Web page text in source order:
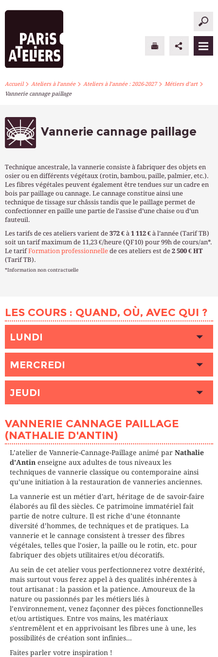
PARIS ATELIERS
ATELIERS À L’ANNÉE
INFOS PRATIQUES
S’INSCRIRE
Accueil> Ateliers à l’année> Ateliers à l’année : 2026-2027> Métiers d’art>
Vannerie cannage paillage
Vannerie cannage paillage
Technique ancestrale, la vannerie consiste à fabriquer des objets en
osier ou en différents végétaux (rotin, bambou, paille, palmier, etc.).
Les fibres végétales peuvent également être tendues sur un cadre en
bois par paillage ou cannage. Le cannage constitue ainsi une
technique de tissage sur châssis tandis que le paillage permet de
confectionner en paille une partie de l’assise d’une chaise ou d’un
fauteuil.
Les tarifs de ces ateliers varient de 372 € à 1 112 € à l’année (Tarif TB)
soit un tarif maximum de 11,23 €/heure (QF10) pour 99h de cours/an*.
Le tarifFormation professionnelle de ces ateliers est de 2 500 € HT
(Tarif TB).
*Information non contractuelle
LES COURS : QUAND, OÙ, AVEC QUI ?
LUNDI
HEURE 10h00 - 13h00
LIEU LE MAROIS (Paris 16ème)
INTERVENANT (E) D'ANTIN Nathalie
PLACES DISPONIBLES
LIEU LE MAROIS (Paris 16ème)
INTERVENANT (E) D'ANTIN Nathalie
PLACES DISPONIBLES Complet
HEURE 18h00 - 21h00
LIEU LE MAROIS (Paris 16ème)
INTERVENANT (E) D'ANTIN Nathalie
PLACES DISPONIBLES Complet
MERCREDI
HEURE 10h00 - 13h00
LIEU LE MAROIS (Paris 16ème)
PLACES DISPONIBLES Complet
HEURE 15h00 - 18h00
LIEU LE MAROIS (Paris 16ème)
INTERVENANT (E) D'ANTIN Nathalie
PLACES DISPONIBLES Complet
HEURE 18h00 - 21h00
LIEU LE MAROIS (Paris 16ème)
INTERVENANT (E) D'ANTIN Nathalie
PLACES DISPONIBLES Complet
JEUDI
LIEU LE MAROIS (Paris 16ème)
INTERVENANT (E) D'ANTIN Nathalie
PLACES DISPONIBLES Complet
HEURE 14h00 - 17h00
LIEU LE MAROIS (Paris 16ème)
INTERVENANT (E) D'ANTIN Nathalie
PLACES DISPONIBLES Complet
VANNERIE CANNAGE PAILLAGE
(NATHALIE D'ANTIN)
L’atelier de Vannerie-Cannage-Paillage animé par Nathalie
d’Antin enseigne aux adultes de tous niveaux les
techniques de vannerie classique ou contemporaine ainsi
qu’une initiation à la restauration de vanneries anciennes.
La vannerie est un métier d'art, héritage de de savoir-faire
élaborés au fil des siècles. Ce patrimoine immatériel fait
partie de notre culture. Il est riche d’une étonnante
diversité d’hommes, de techniques et de pratiques. La
vannerie et le cannage consistent à tresser des fibres
végétales, telles que l’osier, la paille ou le rotin, etc. pour
fabriquer des objets utilitaires et/ou décoratifs.
Au sein de cet atelier vous perfectionnerez votre dextérité,
mais surtout vous ferez appel à des qualités inhérentes à
tout artisanat : la passion et la patience. Amoureux de la
nature ou passionnés par les métiers liés à
l’environnement, venez façonner des pièces fonctionnelles
et/ou artistiques. Entre vos mains, les matériaux
s'entremêlent et en apprivoisant les fibres une à une, les
possibilités de création sont infinies...
Faites parler votre inspiration !